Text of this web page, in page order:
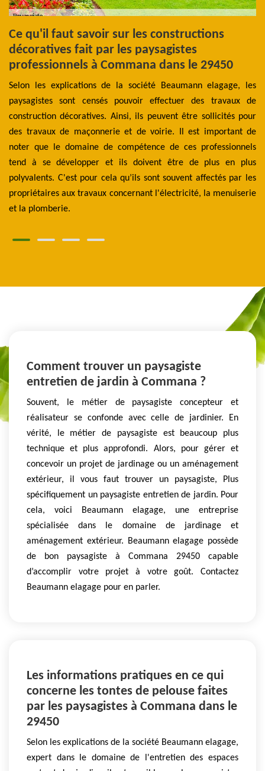
Ce qu'il faut savoir sur les constructions
décoratives fait par les paysagistes
professionnels à Commana dans le 29450
Selon les explications de la société Beaumann elagage, les
paysagistes sont censés pouvoir effectuer des travaux de
construction décoratives. Ainsi, ils peuvent être sollicités pour
des travaux de maçonnerie et de voirie. Il est important de
noter que le domaine de compétence de ces professionnels
tend à se développer et ils doivent être de plus en plus
polyvalents. C'est pour cela qu’ils sont souvent affectés par les
propriétaires aux travaux concernant l'électricité, la menuiserie
et la plomberie.
Comment trouver un paysagiste
entretien de jardin à Commana ?
Souvent, le métier de paysagiste concepteur et
réalisateur se confonde avec celle de jardinier. En
vérité, le métier de paysagiste est beaucoup plus
technique et plus approfondi. Alors, pour gérer et
concevoir un projet de jardinage ou un aménagement
extérieur, il vous faut trouver un paysagiste, Plus
spécifiquement un paysagiste entretien de jardin. Pour
cela, voici Beaumann elagage, une entreprise
spécialisée dans le domaine de jardinage et
aménagement extérieur. Beaumann elagage possède
de bon paysagiste à Commana 29450 capable
d’accomplir votre projet à votre goût. Contactez
Beaumann elagage pour en parler.
Les informations pratiques en ce qui
concerne les tontes de pelouse faites
par les paysagistes à Commana dans le
29450
Selon les explications de la société Beaumann elagage,
expert dans le domaine de l'entretien des espaces